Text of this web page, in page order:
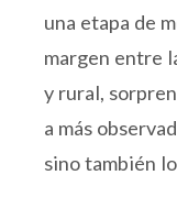
una etapa de
margen entre
y rural,
a más
sino también